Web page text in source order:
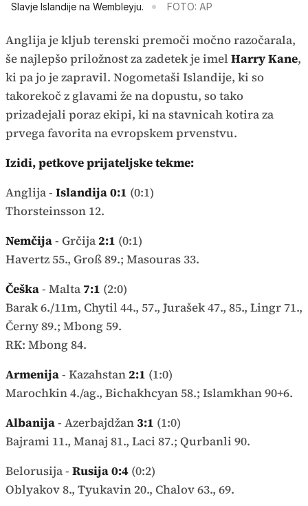
Slavje Islandije na Wembleyju. FOTO: AP
Anglija je kljub terenski premoči močno razočarala,
še najlepšo priložnost za zadetek je imel Harry Kane,
ki pa jo je zapravil. Nogometaši Islandije, ki so
takorekoč z glavami že na dopustu, so tako
prizadejali poraz ekipi, ki na stavnicah kotira za
prvega favorita na evropskem prvenstvu.
Izidi, petkove prijateljske tekme:
Anglija - Islandija 0:1 (0:1)
Thorsteinsson 12.
Nemčija- Grčija 2:1 (0:1)
Havertz 55., Groß 89.; Masouras 33.
Češka- Malta 7:1 (2:0)
Barak 6./11m, Chytil 44., 57., Jurašek 47., 85., Lingr 71.,
Černy 89.; Mbong 59.
RK: Mbong 84.
Armenija- Kazahstan 2:1 (1:0)
Marochkin 4./ag., Bichakhcyan 58.; Islamkhan 90+6.
Albanija- Azerbajdžan3:1 (1:0)
Bajrami 11., Manaj 81., Laci 87.; Qurbanli 90.
Belorusija - Rusija 0:4 (0:2)
Oblyakov 8., Tyukavin 20., Chalov 63., 69.